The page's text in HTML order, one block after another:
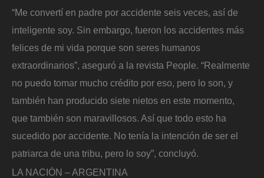
“Me convertí en padre por accidente seis veces, así de
inteligente soy. Sin embargo, fueron los accidentes más
felices de mi vida porque son seres humanos
extraordinarios”, aseguró a la revista People. “Realmente
no puedo tomar mucho crédito por eso, pero lo son, y
también han producido siete nietos en este momento,
que también son maravillosos. Así que todo esto ha
sucedido por accidente. No tenía la intención de ser el
patriarca de una tribu, pero lo soy”, concluyó.
LA NACIÓN – ARGENTINA